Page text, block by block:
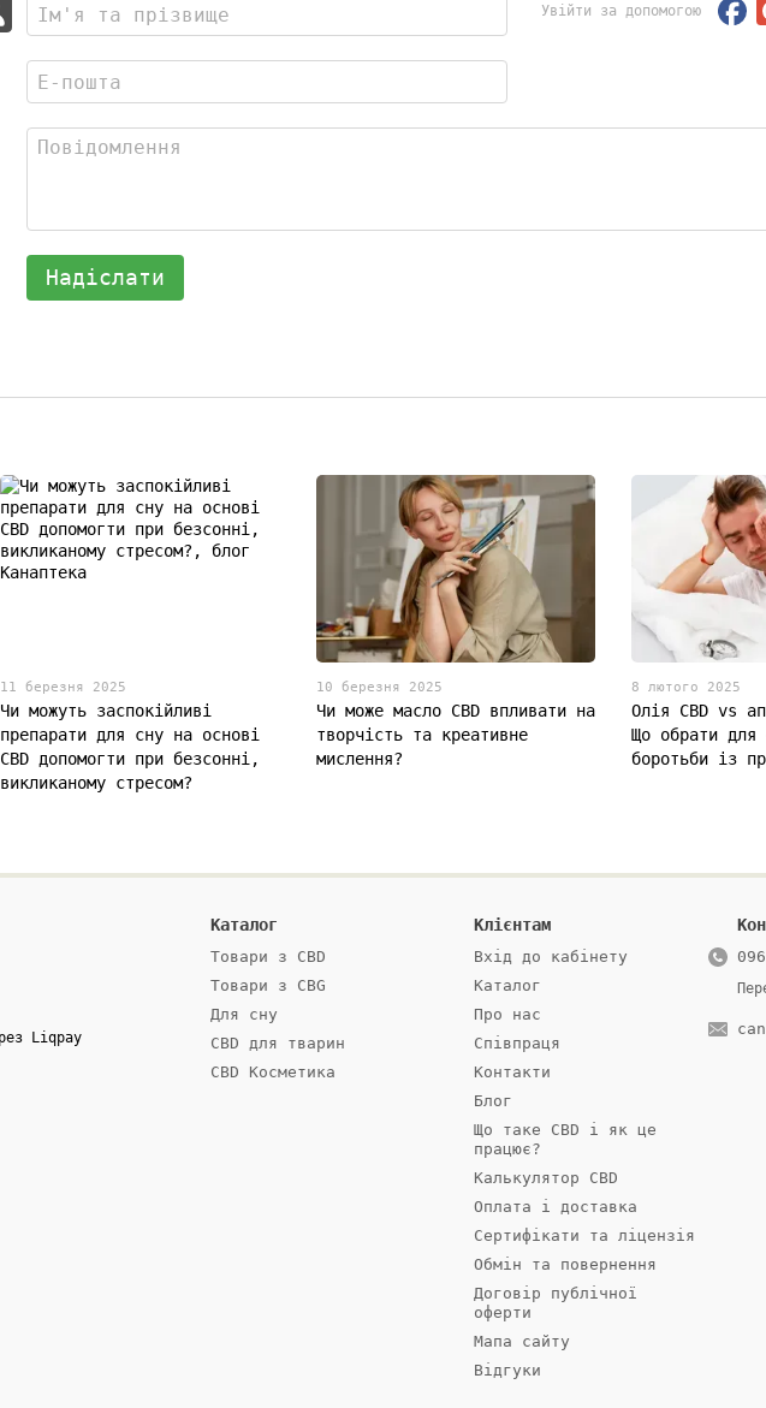
Увійти за допомогою
Надіслати
11 березня 2025
Чи можуть заспокійливі
препарати для сну на основі
CBD допомогти при безсонні,
викликаному стресом?
10 березня 2025
Чи може масло CBD впливати на
творчість та креативне
мислення?
8 лютого 2025
Олія CBD vs
Що обрати для
боротьби із
Каталог
Товари з СBD
Товари з CBG
Для сну
CBD для тварин
CBD Косметика
Клієнтам
Вхід до кабінету
Каталог
Про нас
Співпраця
Контакти
Блог
Що таке CBD і як це
працює?
Калькулятор CBD
Оплата і доставка
Сертифікати та ліцензія
Обмін та повернення
Договір публічної
оферти
Мапа сайту
Відгуки